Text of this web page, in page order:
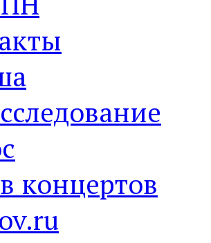
концертов